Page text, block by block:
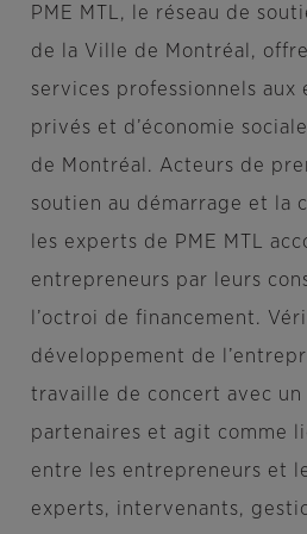
PME MTL, le réseau de
de la Ville de Montréal,
services professionnels aux
privés et d’économie
de Montréal. Acteurs de
soutien au démarrage et la
les experts de PME MTL
entrepreneurs par leurs
l’octroi de financement.
développement de
travaille de concert avec un
partenaires et agit comme
entre les entrepreneurs et
experts, intervenants,